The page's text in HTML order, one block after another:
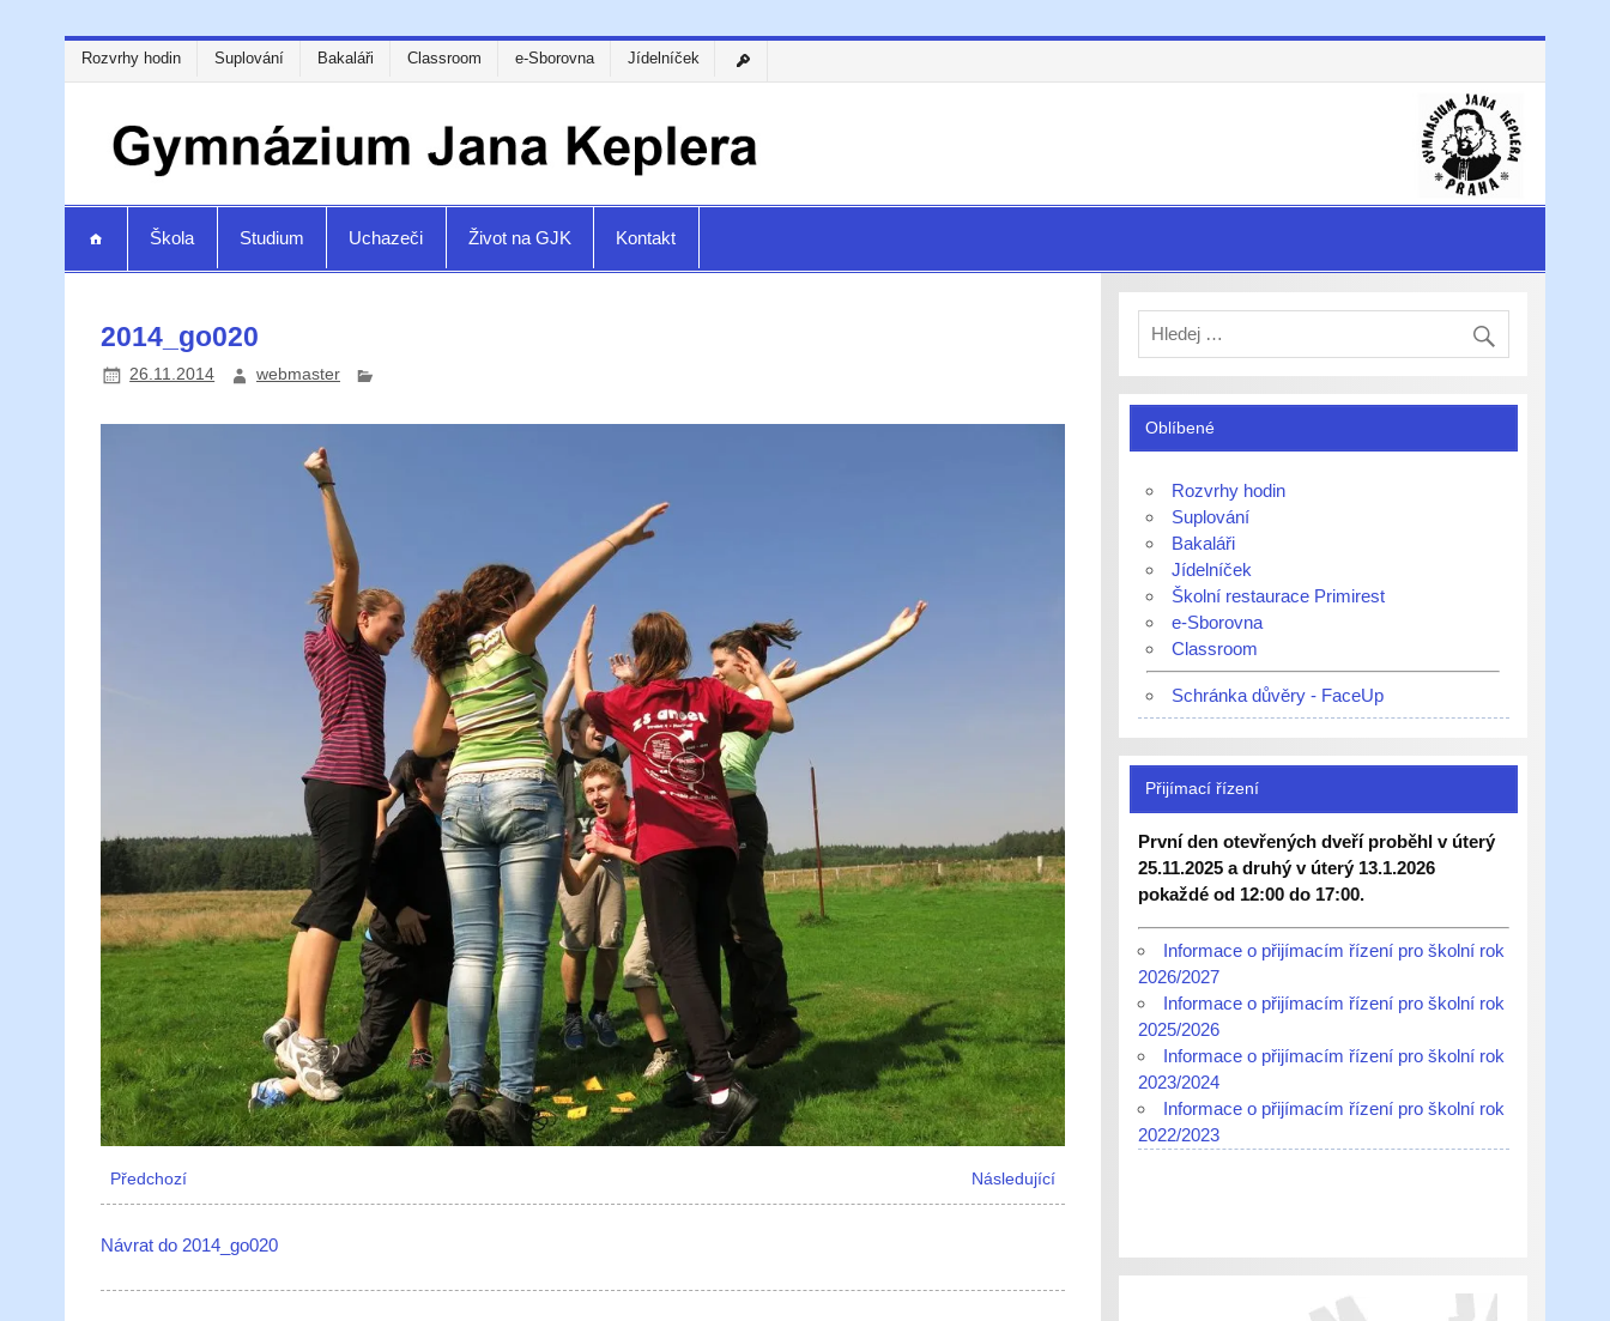
Rozvrhy hodin Suplování Bakaláři Classroom e-Sborovna Jídelníček
Škola Studium Uchazeči Život na GJK Kontakt
2014_go020
26.11.2014 webmaster
Předchozí Následující
Návrat do 2014_go020
Oblíbené
Rozvrhy hodin
Suplování
Bakaláři
Jídelníček
Školní restaurace Primirest
e-Sborovna
Classroom
Schránka důvěry - FaceUp
Přijímací řízení
První den otevřených dveří proběhl v úterý
25.11.2025 a druhý v úterý 13.1.2026
pokaždé od 12:00 do 17:00.
Informace o přijímacím řízení pro školní rok
2026/2027
Informace o přijímacím řízení pro školní rok
2025/2026
Informace o přijímacím řízení pro školní rok
2023/2024
Informace o přijímacím řízení pro školní rok
2022/2023